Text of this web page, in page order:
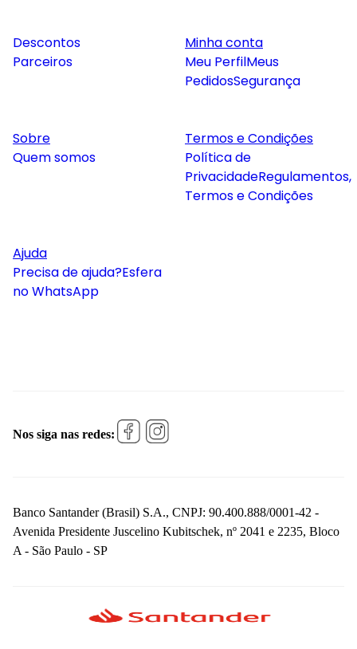
Descontos
Parceiros
Minha conta
Meu PerfilMeus
PedidosSegurança
Sobre
Quem somos
Termos e Condições
Política de
PrivacidadeRegulamentos,
Termos e Condições
Ajuda
Precisa de ajuda?Esfera
no WhatsApp
Nos siga nas redes:
Banco Santander (Brasil) S.A., CNPJ: 90.400.888/0001-42 -
Avenida Presidente Juscelino Kubitschek, nº 2041 e 2235, Bloco
A - São Paulo - SP